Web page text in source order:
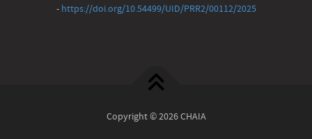
- https://doi.org/10.54499/UID/PRR2/00112/2025
Copyright © 2026 CHAIA